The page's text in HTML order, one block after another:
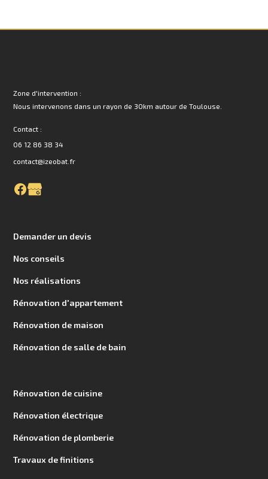
Zone d'intervention :
Nous intervenons dans un rayon de 30km autour de Toulouse.
Contact :
06 12 86 38 34
contact@izeobat.fr
Demander un devis
Nos conseils
Nos réalisations
Rénovation d'appartement
Rénovation de maison
Rénovation de salle de bain
Rénovation de cuisine
Rénovation électrique
Rénovation de plomberie
Travaux de finitions